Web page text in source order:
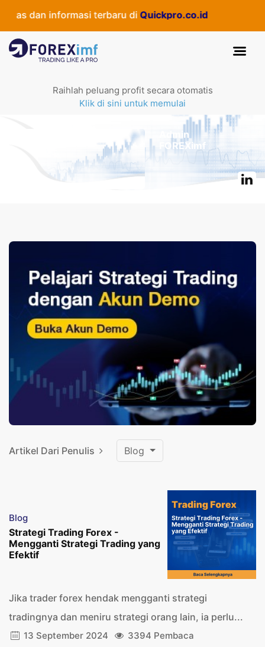
dan informasi terbaru diQuickpro.co.id
Raihlah peluang profit secara otomatis
Klik di sini untuk memulai
Admin
FOREXimf
Artikel Dari Penulis Blog
Blog
Strategi Trading Forex -
Mengganti Strategi Trading yang
Efektif
Jika trader forex hendak mengganti strategi
tradingnya dan meniru strategi orang lain, ia perlu...
13 September 2024
3394 Pembaca